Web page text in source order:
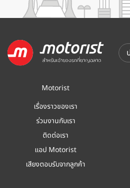
Motorist
เรื่องราวของเรา
ร่วมงานกับเรา
ติดต่อเรา
แอป Motorist
เสียงตอบรับจากลูกค้า